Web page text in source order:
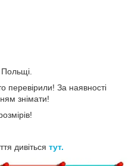
перевірили! За наявності
знімати!
дивіться тут.